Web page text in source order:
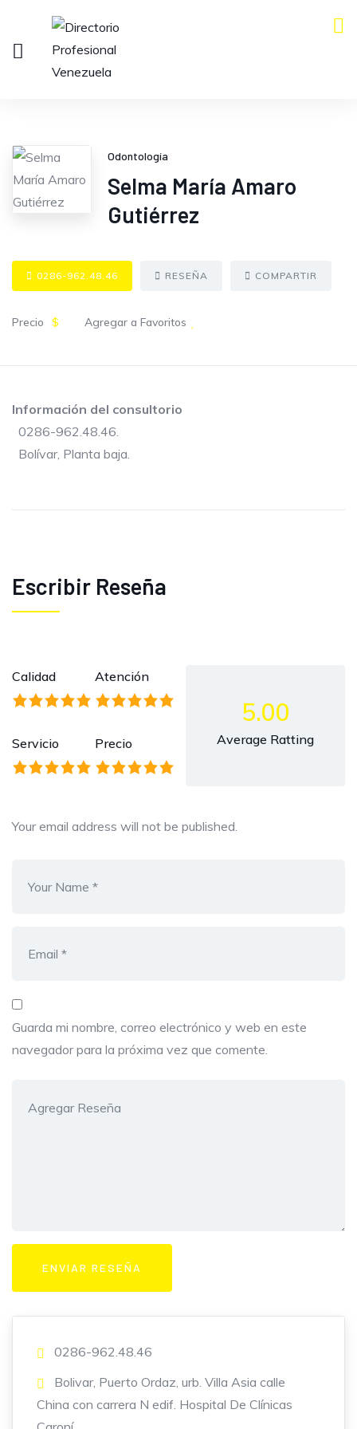
Odontología
Selma María Amaro
Gutiérrez
0286-962.48.46 RESEÑA COMPARTIR
Precio $ Agregar a Favoritos
Información del consultorio
0286-962.48.46.
Bolívar, Planta baja.
Escribir Reseña
Calidad Atención
Servicio Precio
5.00
Average Ratting
Your email address will not be published.
Guarda mi nombre, correo electrónico y web en este
navegador para la próxima vez que comente.
0286-962.48.46
Bolivar, Puerto Ordaz, urb. Villa Asia calle
China con carrera N edif. Hospital De Clínicas